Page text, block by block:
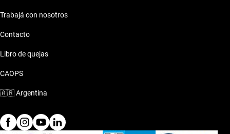
Trabajá con nosotros
Contacto
Libro de quejas
CAOPS
🇦🇷Argentina